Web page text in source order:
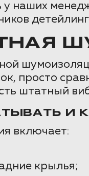
наших
просто
штатный
И
включает:
крылья;